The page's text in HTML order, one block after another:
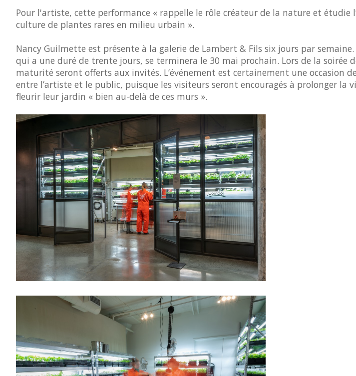
Pour l'artiste, cette performance « rappelle le rôle créateur de la nature et étudie
culture de plantes rares en milieu urbain ».
Nancy Guilmette est présente à la galerie de Lambert & Fils six jours par
qui a une duré de trente jours, se terminera le 30 mai prochain. Lors de la soirée
maturité seront offerts aux invités. L’événement est certainement une occasion
entre l’artiste et le public, puisque les visiteurs seront encouragés à prolonger la
fleurir leur jardin « bien au-delà de ces murs ».